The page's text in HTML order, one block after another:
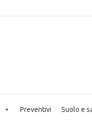
Preventivi Suolo e